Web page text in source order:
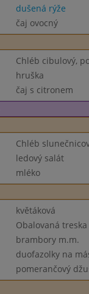
dušená rýže
čaj ovocný
Chléb cibulový,
hruška
čaj s citronem
Chléb
ledový salát
mléko
květáková
Obalovaná treska
brambory m.m.
duofazolky na
pomerančový